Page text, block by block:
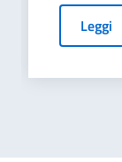
Leggi